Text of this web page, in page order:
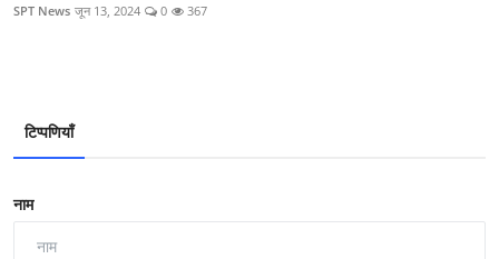
SPT News जून 13, 2024 0 367
टिप्पणियाँ
नाम